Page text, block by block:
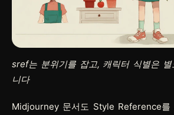
sref는 분위기를 잡고, 캐릭터 식별은
니다
Midjourney 문서도 Style Reference를